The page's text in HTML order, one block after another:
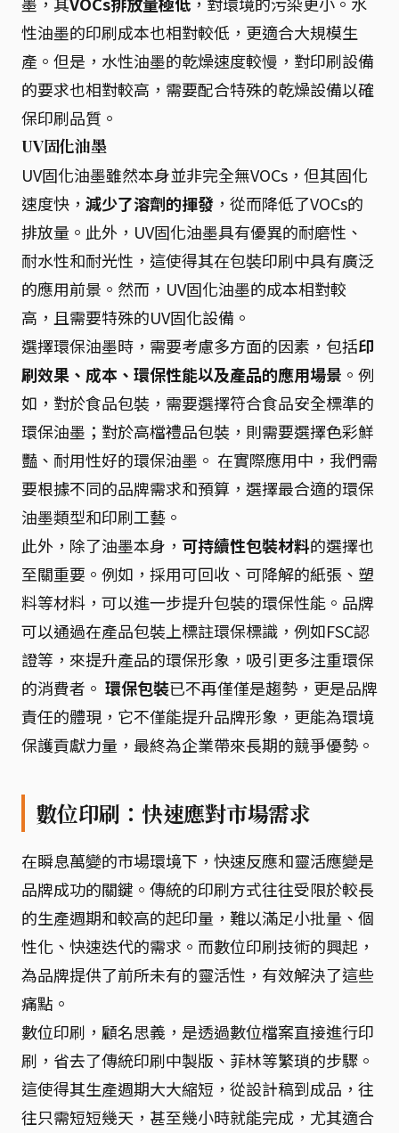
性油墨的印刷成本也相對較低，更適合大規模生
產。但是，水性油墨的乾燥速度較慢，對印刷設備
的要求也相對較高，需要配合特殊的乾燥設備以確
保印刷品質。
UV固化油墨
UV固化油墨雖然本身並非完全無VOCs，但其固化
速度快， 減少了溶劑的揮發 ，從而降低了VOCs的
排放量。此外，UV固化油墨具有優異的耐磨性、
耐水性和耐光性，這使得其在包裝印刷中具有廣泛
的應用前景。然而，UV固化油墨的成本相對較
高，且需要特殊的UV固化設備。
選擇環保油墨時，需要考慮多方面的因素，包括印
刷效果、成本、環保性能以及產品的應用場景 。例
如，對於食品包裝，需要選擇符合食品安全標準的
環保油墨；對於高檔禮品包裝，則需要選擇色彩鮮
豔、耐用性好的環保油墨。 在實際應用中，我們需
要根據不同的品牌需求和預算，選擇最合適的環保
油墨類型和印刷工藝。
此外，除了油墨本身， 可持續性包裝材料的選擇也
至關重要。例如，採用可回收、可降解的紙張、塑
料等材料，可以進一步提升包裝的環保性能。品牌
可以通過在產品包裝上標註環保標識，例如FSC認
證等，來提升產品的環保形象，吸引更多注重環保
的消費者。 環保包裝已不再僅僅是趨勢，更是品牌
責任的體現，它不僅能提升品牌形象，更能為環境
保護貢獻力量，最終為企業帶來長期的競爭優勢。
數位印刷：快速應對市場需求
在瞬息萬變的市場環境下，快速反應和靈活應變是
品牌成功的關鍵。傳統的印刷方式往往受限於較長
的生產週期和較高的起印量，難以滿足小批量、個
性化、快速迭代的需求。而數位印刷技術的興起，
為品牌提供了前所未有的靈活性，有效解決了這些
痛點。
數位印刷，顧名思義，是透過數位檔案直接進行印
刷，省去了傳統印刷中製版、菲林等繁瑣的步驟。
這使得其生產週期大大縮短，從設計稿到成品，往
往只需短短幾天，甚至幾小時就能完成，尤其適合